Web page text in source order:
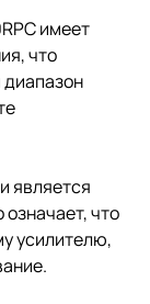
имеет
что
диапазон
является
что
усилителю,